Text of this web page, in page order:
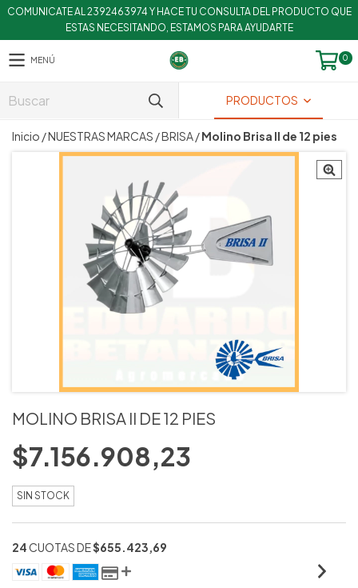
COMUNICATE AL 2392463974 Y HACE TU CONSULTA DEL PRODUCTO QUE
ESTAS NECESITANDO, ESTAMOS PARA AYUDARTE
MENÚ 0
PRODUCTOS
Inicio /NUESTRAS MARCAS /BRISA/Molino Brisa II de 12 pies
MOLINO BRISA II DE 12 PIES
$7.156.908,23
SIN STOCK
24CUOTAS DE$655.423,69